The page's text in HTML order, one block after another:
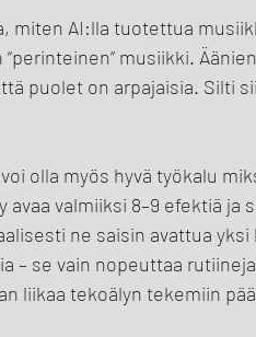
miten AI:lla tuotettua
musiikki.
puolet on arpajaisia. Silti
olla myös hyvä työkalu
avaa valmiiksi 8–9 efektiä ja
ne saisin avattua
– se vain nopeuttaa
liikaa tekoälyn tekemiin